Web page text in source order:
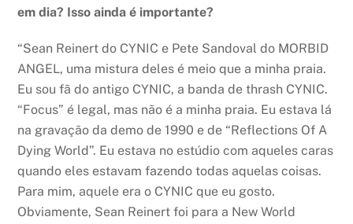
em dia? Isso ainda é importante?
“Sean Reinert do CYNIC e Pete Sandoval do MORBID
ANGEL, uma mistura deles é meio que a minha praia.
Eu sou fã do antigo CYNIC, a banda de thrash CYNIC.
“Focus” é legal, mas não é a minha praia. Eu estava lá
na gravação da demo de 1990 e de “Reflections Of A
Dying World”. Eu estava no estúdio com aqueles caras
quando eles estavam fazendo todas aquelas coisas.
Para mim, aquele era o CYNIC que eu gosto.
Obviamente, Sean Reinert foi para a New World